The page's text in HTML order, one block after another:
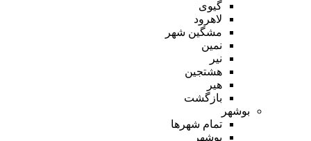
گیوی
لاهرود
مشگین شهر
نمین
نیر
هشتجین
هیر
بازگشت
بوشهر
تمام شهر‌ها
بوشهر